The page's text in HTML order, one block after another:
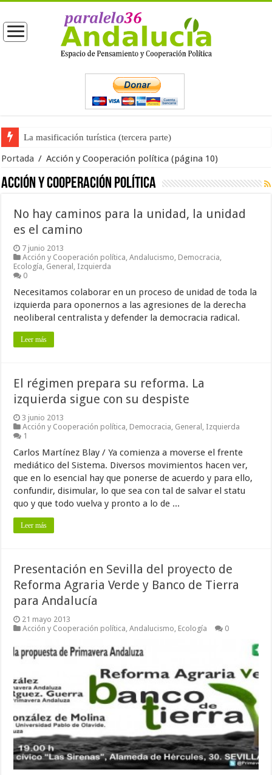
La masificación turística (tercera parte)
Portada / Acción y Cooperación política (página 10)
Acción y Cooperación política
No hay caminos para la unidad, la unidad
es el camino
7 junio 2013
Acción y Cooperación política,Andalucismo, Democracia,
Ecología, General , Izquierda
0
Necesitamos colaborar en un proceso de unidad de toda la
izquierda para oponernos a las agresiones de la derecha
neoliberal centralista y defender la democracia radical.
Leer más
El régimen prepara su reforma. La
izquierda sigue con su despiste
3 junio 2013
Acción y Cooperación política, Democracia, General , Izquierda
1
Carlos Martínez Blay / Ya comienza a moverse el frente
mediático del Sistema. Diversos movimientos hacen ver,
que en lo esencial hay que ponerse de acuerdo y para ello,
confundir, disimular, lo que sea con tal de salvar el statu
quo y que todo vuelva y pronto a lo de ...
Leer más
Presentación en Sevilla del proyecto de
Reforma Agraria Verde y Banco de Tierra
para Andalucía
21 mayo 2013
Acción y Cooperación política,Andalucismo, Ecología 0